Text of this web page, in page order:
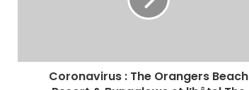
Coronavirus : The Orangers Beach